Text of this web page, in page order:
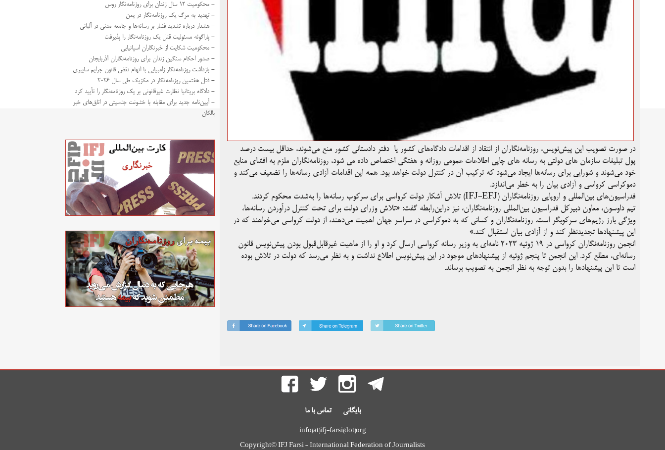
در صورت تصویب این پیش‌نویس، روزنامه‌نگاران از انتقاد از اقدامات دادگاه‌های کشور یا دفتر دادستانی کشور منع می‌شوند، حداقل بیست درصد
پول تبلیغات سازمان های دولتی به رسانه های چاپی اطلاعات عمومی روزانه و هفتگی اختصاص داده می شود، روزنامه‌نگاران ملزم به افشای منابع
خود می‌شوند و شورایی برای رسانه‌ها ایجاد می‌شود که ترکیب آن در کنترل دولت خواهد بود. همه این اقدامات آزادی رسانه‌ها را تضعیف می‌کند و
دموکراسی کرواسی و آزادی بیان را به خطر می‌اندازد.
فدراسیون‌های بین‌المللی و اروپایی روزنامه‌نگاران (IFJ-EFJ) تلاش آشکار دولت کرواسی برای سرکوب رسانه‌ها را به‌شدت محکوم کردند.
تیم داوسون، معاون دبیرکل فدراسیون بین‌المللی روزنامه‌نگاران، نیز دراین‌رابطه گفت: «تلاش وزرای دولت برای تحت کنترل درآوردن رسانه‌ها،
ویژگی بارز رژیم‌های سرکوبگر است. روزنامه‌نگاران و کسانی که به دموکراسی در سراسر جهان اهمیت می‌دهند، از دولت کرواسی می‌خواهند که در
این پیشنهادها تجدیدنظر کند و از آزادی بیان استقبال کند.»
انجمن روزنامه‌نگاران کرواسی در ۱۹ ژوئیه ۲۰۲۳ نامه‌ای به وزیر رسانه کرواسی ارسال کرد و او را از ماهیت غیرقابل‌قبول بودن پیش‌نویس قانون
رسانه‌ای، مطلع کرد. این انجمن تا پنجم ژوئیه از پیشنهادهای موجود در این پیش‌نویس اطلاع نداشت و به نظر می‌رسد که دولت در تلاش بوده
است تا این پیشنهادها را بدون توجه به نظر انجمن به تصویب برساند.
- محکومیت ۱۲ سال زندان برای روزنامه‌نگار روس
- تهدید به مرگ یک روزنامه‌نگار در یمن
- هشدار درباره تشدید فشار بر رسانه‌ها و جامعه مدنی در آلبانی
- پاراگوئه مسئولیت قتل یک روزنامه‌نگار را پذیرفت
- محکومیت شکایت از خبرنگاران اسپانیایی
- صدور احکام سنگین زندان برای روزنامه‌نگاران آذربایجان
- بازداشت روزنامه‌نگار زامبیایی با اتهام نقض قانون جرایم سایبری
- قتل هفتمین روزنامه‌نگار در مکزیک طی سال ۲۰۲۶
- دادگاه بریتانیا نظارت غیرقانونی بر یک روزنامه‌نگار را تأیید کرد
- آیین‌نامه جدید برای مقابله با خشونت جنسیتی در اتاق‌های خبر
بالکان
بایگانی تماس با ما
info(at)ifj-farsi(dot)org
Copyright© IFJ Farsi - International Federation of Journalists